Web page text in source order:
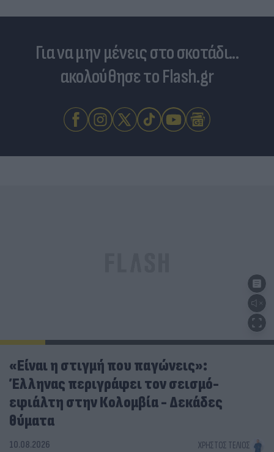
Για να μην μένεις στο σκοτάδι...
ακολούθησε το Flash.gr
«Είναι η στιγμή που παγώνεις»:
Έλληνας περιγράφει τον σεισμό-
εφιάλτη στην Κολομβία - Δεκάδες
θύματα
10.08.2026 ΧΡΉΣΤΟΣ ΤΈΛΙΟΣ